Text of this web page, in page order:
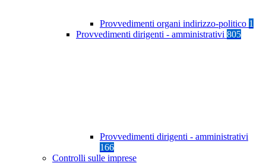
Provvedimenti organi indirizzo-politico 1
Provvedimenti dirigenti - amministrativi 805
Provvedimenti dirigenti - amministrativi
166
Controlli sulle imprese